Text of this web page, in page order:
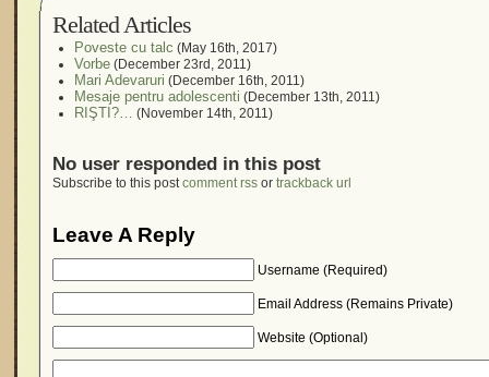
Related Articles
Poveste cu talc (May 16th, 2017)
Vorbe (December 23rd, 2011)
Mari Adevaruri (December 16th, 2011)
Mesaje pentru adolescenti (December 13th, 2011)
RIŞTI?… (November 14th, 2011)
No user responded in this post
Subscribe to this postcomment rss or trackback url
Leave A Reply
Username (Required)
Email Address (Remains Private)
Website (Optional)